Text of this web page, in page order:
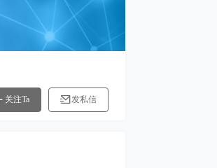
关注Ta 发私信